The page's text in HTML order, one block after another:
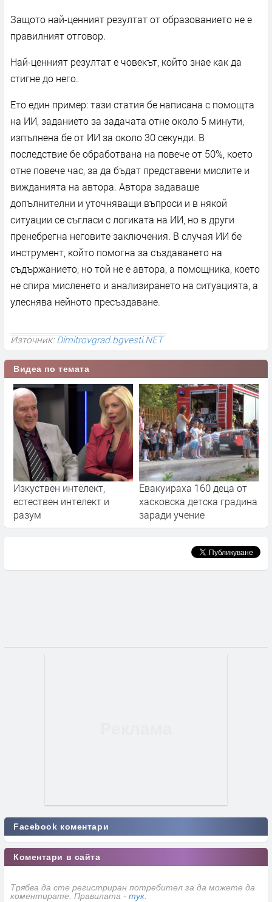
Защото най-ценният резултат от образованието не е
правилният отговор.
Най-ценният резултат е човекът, който знае как да
стигне до него.
Ето един пример: тази статия бе написана с помощта
на ИИ, заданието за задачата отне около 5 минути,
изпълнена бе от ИИ за около 30 секунди. В
последствие бе обработвана на повече от 50%, което
отне повече час, за да бъдат представени мислите и
вижданията на автора. Автора задаваше
допълнителни и уточняващи въпроси и в някой
ситуации се съгласи с логиката на ИИ, но в други
пренебрегна неговите заключения. В случая ИИ бе
инструмент, който помогна за създаването на
съдържанието, но той не е автора, а помощника, което
не спира мисленето и анализирането на ситуацията, а
улеснява нейното пресъздаване.
Източник:Dimitrovgrad.bgvesti.NET
Видеа по темата
Изкуствен интелект,
естествен интелект и
разум
Евакуираха 160 деца от
хасковска детска градина
заради учение
Facebook коментари
Коментари в сайта
Трябва да сте регистриран потребител за да можете да
коментирате. Правилата - тук